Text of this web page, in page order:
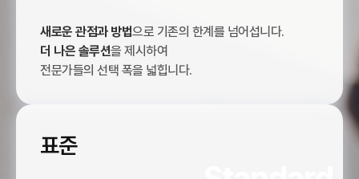
새로운 관점과 방법으로 기존의 한계를 넘어섭니다.
더 나은 솔루션을 제시하여
전문가들의 선택 폭을 넓힙니다.
표준